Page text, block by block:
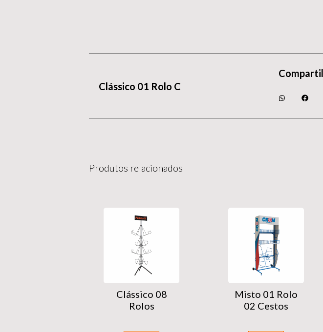
Clássico 01 Rolo C
Produtos relacionados
Clássico 08
Rolos
Misto 01 Rolo
02 Cestos